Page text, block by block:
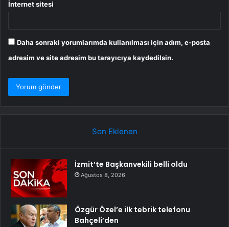
İnternet sitesi
Daha sonraki yorumlarımda kullanılması için adım, e-posta
adresim ve site adresim bu tarayıcıya kaydedilsin.
Son Eklenen
İzmit’te Başkanvekili belli oldu
Ağustos 8, 2026
Özgür Özel’e ilk tebrik telefonu
Bahçeli’den